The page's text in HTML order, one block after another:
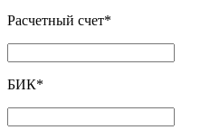
Расчетный счет*
БИК*